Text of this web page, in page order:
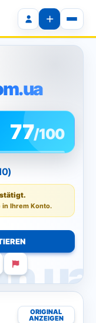
77/100
in Ihrem Konto.
ORIGINAL
ANZEIGEN